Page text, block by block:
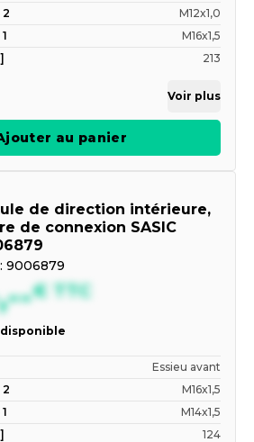
M12x1,0
M16x1,5
213
Voir plus
au panier
de direction intérieure,
de connexion SASIC
9006879
€ TTC
Essieu avant
M16x1,5
M14x1,5
124